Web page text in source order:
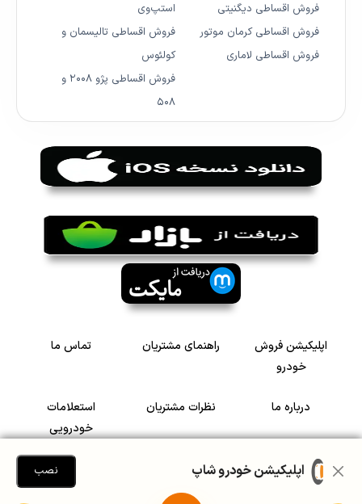
فروش اقساطی دیگنیتی
فروش اقساطی کرمان موتور
فروش اقساطی لاماری
استپ‌وی
فروش اقساطی تالیسمان و
کولئوس
فروش اقساطی پژو ۲۰۰۸ و
۵۰۸
اپلیکیشن فروش
خودرو
راهنمای مشتریان تماس ما
درباره ما نظرات مشتریان
استعلامات
خودرویی
سرمایه گذاری در
رضایت مشتریاناپلیکیشن خودرو شاپ نصب